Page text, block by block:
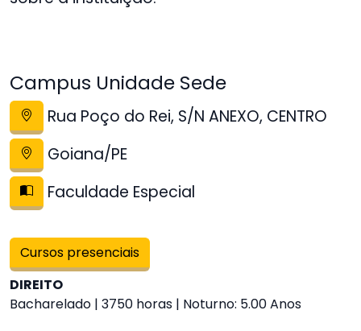
Campus Unidade Sede
Rua Poço do Rei, S/N ANEXO, CENTRO
Goiana/PE
Faculdade Especial
Cursos presenciais
DIREITO
Bacharelado | 3750 horas | Noturno: 5.00 Anos